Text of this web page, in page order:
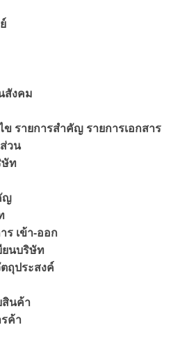
สังคม
ข รายการสำคัญ รายการเอกสาร
วน
ษัท
ญ
ร เข้า-ออก
ยนบริษัท
ถุประสงค์
สินค้า
ค้า